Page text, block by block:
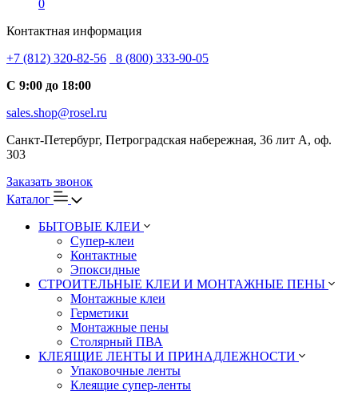
0
Контактная информация
+7 (812) 320-82-56
8 (800) 333-90-05
С 9:00 до 18:00
sales.shop@rosel.ru
Санкт-Петербург, Петроградская набережная, 36 лит А, оф.
303
Заказать звонок
Каталог
БЫТОВЫЕ КЛЕИ
Супер-клеи
Контактные
Эпоксидные
СТРОИТЕЛЬНЫЕ КЛЕИ И МОНТАЖНЫЕ ПЕНЫ
Монтажные клеи
Герметики
Монтажные пены
Столярный ПВА
КЛЕЯЩИЕ ЛЕНТЫ И ПРИНАДЛЕЖНОСТИ
Упаковочные ленты
Клеящие супер-ленты